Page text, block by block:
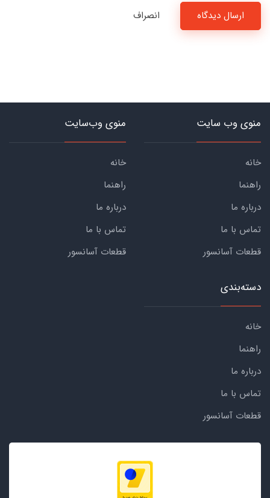
ارسال دیدگاه انصراف
منوی وب سایت
خانه
راهنما
درباره ما
تماس با ما
قطعات آسانسور
منوی وب‌سایت
خانه
راهنما
درباره ما
تماس با ما
قطعات آسانسور
دسته‌بندی
خانه
راهنما
درباره ما
تماس با ما
قطعات آسانسور